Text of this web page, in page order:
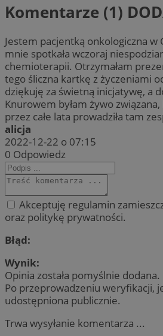
Komentarze (1)
Jestem pacjentką onkologiczna w
mnie spotkała wczoraj
chemioterapii. Otrzymałam
tego śliczna kartkę z życzeniami
dziękuję za świetną inicjatywę, a
Knurowem byłam żywo
przez całe lata prowadziła tam
alicja
2022-12-22 o 07:15
0 Odpowiedz
Akceptuję regulamin
oraz politykę prywatności.
Błąd:
Wynik:
Opinia została pomyślnie dodana.
Po przeprowadzeniu weryfikacji,
udostępniona publicznie.
Trwa wysyłanie komentarza ...